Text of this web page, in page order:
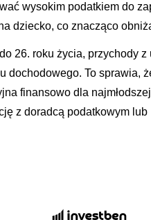
wysokim podatkiem do
dziecko, co znacząco
26. roku życia, przychody
dochodowego. To sprawia,
finansowo dla
z doradcą podatkowym lub